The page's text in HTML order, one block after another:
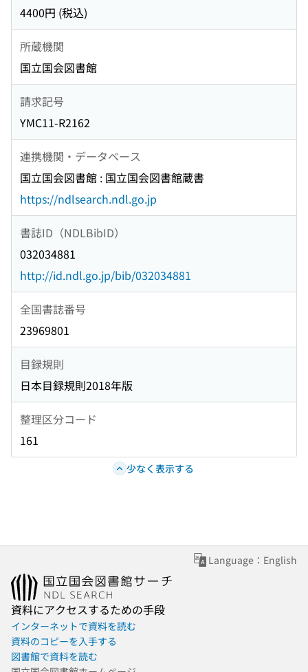
4400円 (税込)
所蔵機関
国立国会図書館
請求記号
YMC11-R2162
連携機関・データベース
国立国会図書館 : 国立国会図書館蔵書
https://ndlsearch.ndl.go.jp
書誌ID（NDLBibID）
032034881
http://id.ndl.go.jp/bib/032034881
全国書誌番号
23969801
目録規則
日本目録規則2018年版
整理区分コード
161
少なく表示する
Language：English
資料にアクセスするための手段
インターネットで資料を読む
資料のコピーを入手する
図書館で資料を読む